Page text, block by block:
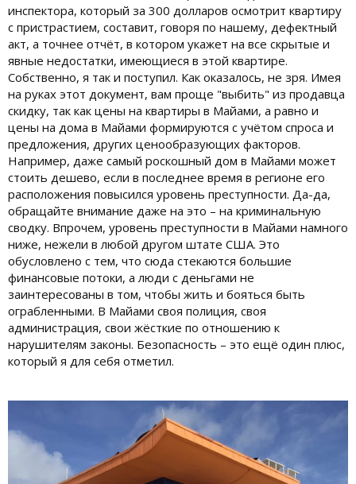
инспектора, который за 300 долларов осмотрит квартиру
с пристрастием, составит, говоря по нашему, дефектный
акт, а точнее отчёт, в котором укажет на все скрытые и
явные недостатки, имеющиеся в этой квартире.
Собственно, я так и поступил. Как оказалось, не зря. Имея
на руках этот документ, вам проще "выбить" из продавца
скидку, так как цены на квартиры в Майами, а равно и
цены на дома в Майами формируются с учётом спроса и
предложения, других ценообразующих факторов.
Например, даже самый роскошный дом в Майами может
стоить дешево, если в последнее время в регионе его
расположения повысился уровень преступности. Да-да,
обращайте внимание даже на это – на криминальную
сводку. Впрочем, уровень преступности в Майами намного
ниже, нежели в любой другом штате США. Это
обусловлено с тем, что сюда стекаются большие
финансовые потоки, а люди с деньгами не
заинтересованы в том, чтобы жить и бояться быть
ограбленными. В Майами своя полиция, своя
администрация, свои жёсткие по отношению к
нарушителям законы. Безопасность – это ещё один плюс,
который я для себя отметил.